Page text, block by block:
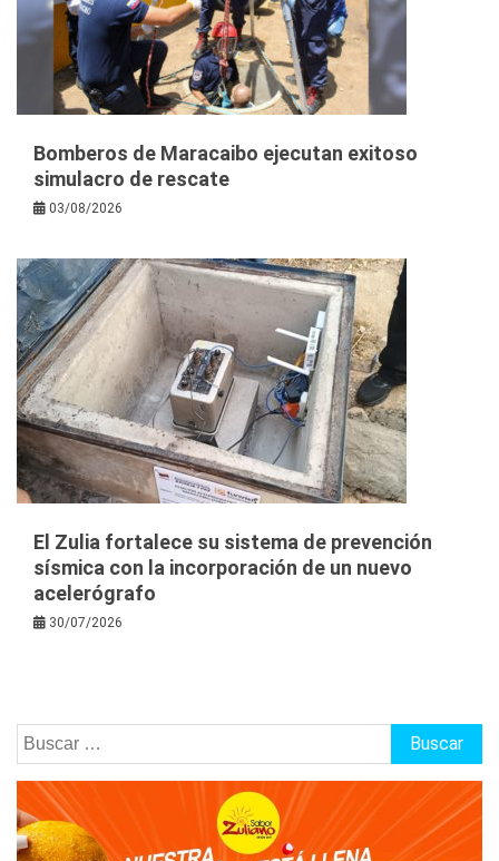
Bomberos de Maracaibo ejecutan exitoso
simulacro de rescate
03/08/2026
El Zulia fortalece su sistema de prevención
sísmica con la incorporación de un nuevo
acelerógrafo
30/07/2026
Buscar: